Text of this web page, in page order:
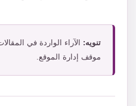
تنويه: الآراء الواردة في
موقف إدارة الموقع.